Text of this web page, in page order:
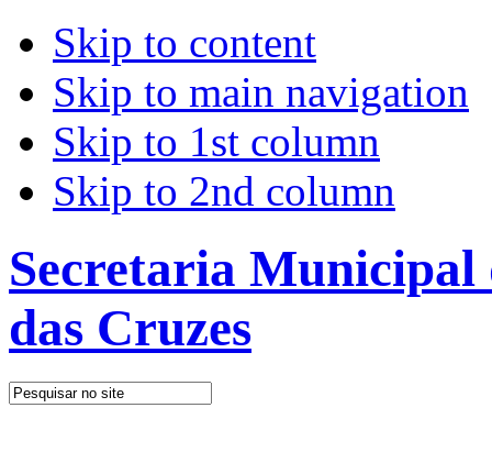
Skip to content
Skip to main navigation
Skip to 1st column
Skip to 2nd column
Secretaria
das Cruzes